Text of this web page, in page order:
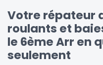
Votre répateur
roulants et
le 6ème Arr en
seulement